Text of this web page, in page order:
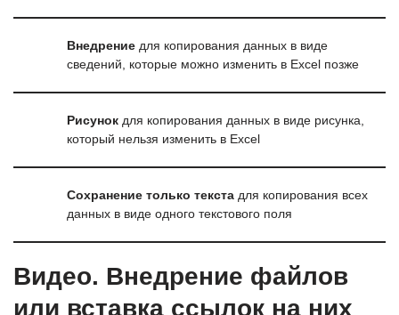
Внедрение для копирования данных в виде
сведений, которые можно изменить в Excel позже
Рисунок для копирования данных в виде рисунка,
который нельзя изменить в Excel
Сохранение только текста для копирования всех
данных в виде одного текстового поля
Видео. Внедрение файлов
или вставка ссылок на них